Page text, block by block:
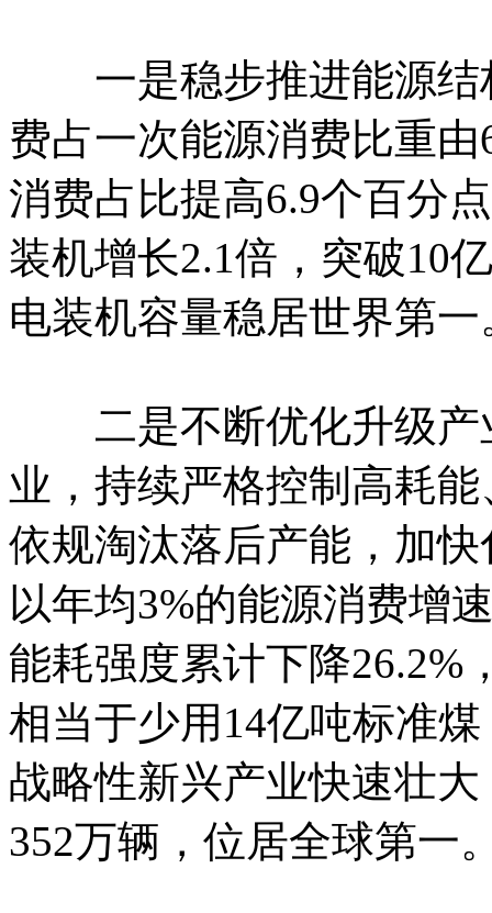
一是稳步推进能源结
费占一次能源消费比重
消费占比提高6.9个百分
装机增长2.1倍，突破10
电装机容量稳居世界第一
二是不断优化升级产
业，持续严格控制高耗
依规淘汰落后产能，加
以年均3%的能源消费增
能耗强度累计下降26.2%
相当于少用14亿吨标准
战略性新兴产业快速壮大
352万辆，位居全球第一